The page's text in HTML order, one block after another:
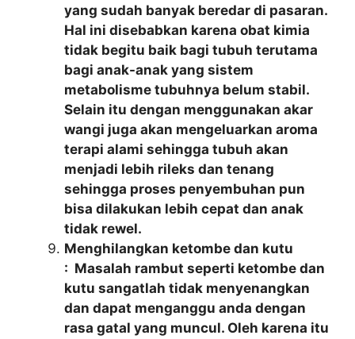
yang sudah banyak beredar di pasaran.
Hal ini disebabkan karena obat kimia
tidak begitu baik bagi tubuh terutama
bagi anak-anak yang sistem
metabolisme tubuhnya belum stabil.
Selain itu dengan menggunakan akar
wangi juga akan mengeluarkan aroma
terapi alami sehingga tubuh akan
menjadi lebih rileks dan tenang
sehingga proses penyembuhan pun
bisa dilakukan lebih cepat dan anak
tidak rewel.
Menghilangkan ketombe dan kutu
: Masalah rambut seperti ketombe dan
kutu sangatlah tidak menyenangkan
dan dapat menganggu anda dengan
rasa gatal yang muncul. Oleh karena itu